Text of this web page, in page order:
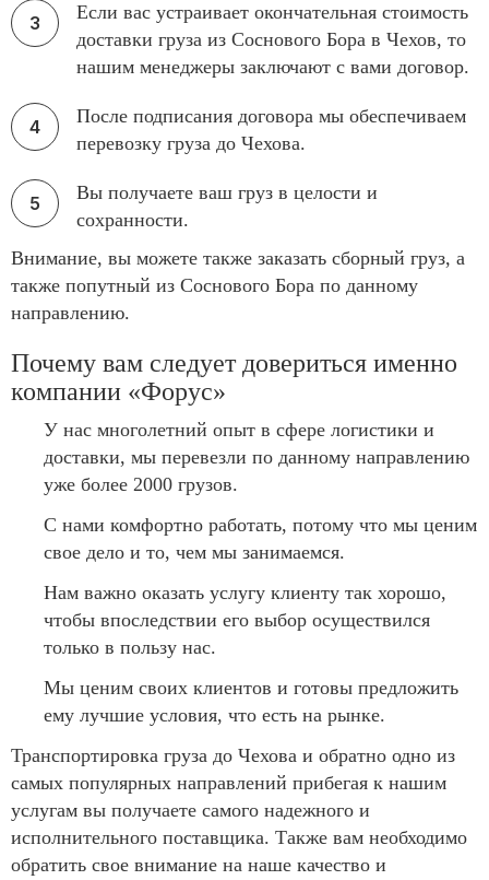
Если вас устраивает окончательная стоимость
доставки груза из Соснового Бора в Чехов, то
нашим менеджеры заключают с вами договор.
После подписания договора мы обеспечиваем
перевозку груза до Чехова.
Вы получаете ваш груз в целости и
сохранности.
Внимание, вы можете также заказать сборный груз, а
также попутный из Соснового Бора по данному
направлению.
Почему вам следует довериться именно
компании «Форус»
У нас многолетний опыт в сфере логистики и
доставки, мы перевезли по данному направлению
уже более 2000 грузов.
С нами комфортно работать, потому что мы ценим
свое дело и то, чем мы занимаемся.
Нам важно оказать услугу клиенту так хорошо,
чтобы впоследствии его выбор осуществился
только в пользу нас.
Мы ценим своих клиентов и готовы предложить
ему лучшие условия, что есть на рынке.
Транспортировка груза до Чехова и обратно одно из
самых популярных направлений прибегая к нашим
услугам вы получаете самого надежного и
исполнительного поставщика. Также вам необходимо
обратить свое внимание на наше качество и